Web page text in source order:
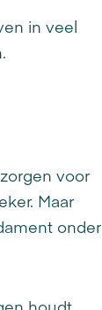
in veel
voor
Maar
onder